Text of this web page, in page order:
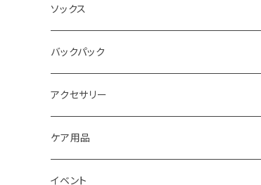
メンズ
レディス
トレイル
メンズ
レディス
キッズ
ジム トレーニング
Teton Bros.
Static
Milestone
Altra
ibex
ソックス
Milestone
Drymax
Hiker Trash
OS1st
バックパック
Ultimate Direction
Teton Bros.
RawLow Mountain Works
アクセサリー
Halo Commodity
Extremities
ケア用品
ROD
イベント